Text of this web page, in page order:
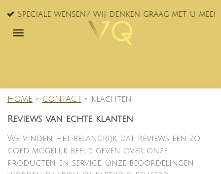
Ga
naar
Speciale wensen? Wij denken graag met u mee!
HOME » CONTACT » Klachten
Reviews van echte klanten
We vinden het belangrijk dat reviews een zo
goed mogelijk beeld geven over onze
producten en service. Onze beoordelingen